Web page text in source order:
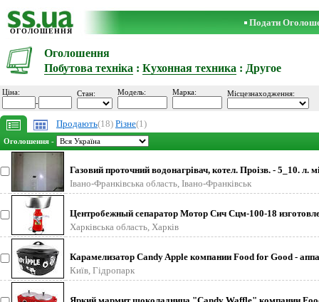
ОГОЛОШЕННЯ
Подати
Оголошення
Побутова техніка : Кухонная техника : Другое
Ціна:
-
Стан: Модель: Марка: Місцезнаходження:
Продають(18) Різне(1)
Оголошення -
Газовий проточний водонагрівач, котел. Проізв. - 5_10. л.
квт. Тип розжигу.
Івано-Франківська область, Івано-Франківськ
Центробежный сепаратор Мотор Сич Сцм-100-18
полностью из металла. Его ис
Харківська область, Харків
Карамелизатор Candy Apple компании Food for Good -
третьего поколения для пр
Київ, Гідропарк